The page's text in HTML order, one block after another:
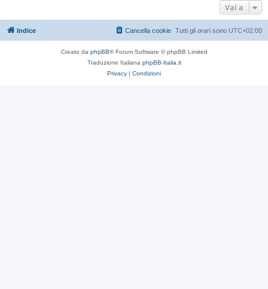
Vai a
Indice Tutti gli orari sono UTC+02:00
Cancella cookie
Creato da phpBB® Forum Software © phpBB Limited
Traduzione Italiana phpBB-Italia.it
Privacy | Condizioni